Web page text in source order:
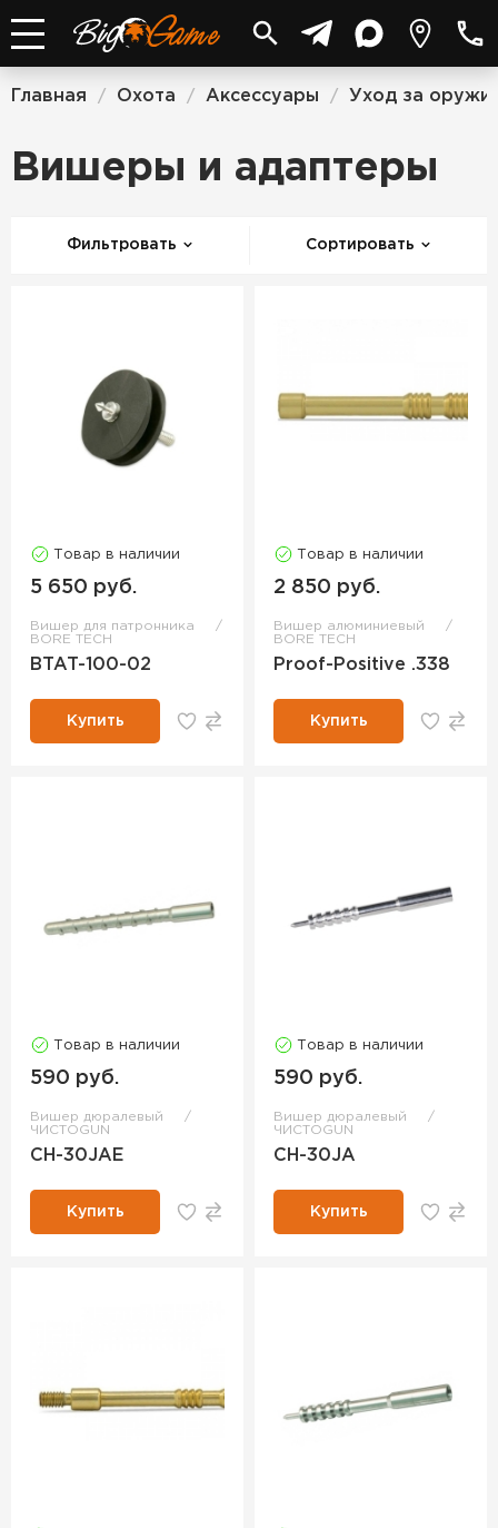
Главная / Охота / Аксессуары / Уход за
Вишеры и адаптеры
Фильтровать Сортировать
Товар в наличии
5 650 руб.
Вишер для патронника
BORE TECH
BTAT-100-02
Купить
Товар в наличии
2 850 руб.
Вишер алюминиевый
BORE TECH
Proof-Positive .338
Купить
Товар в наличии
590 руб.
Вишер дюралевый
ЧИСТОGUN
CH-30JAE
Купить
Товар в наличии
590 руб.
Вишер дюралевый
ЧИСТОGUN
CH-30JA
Купить